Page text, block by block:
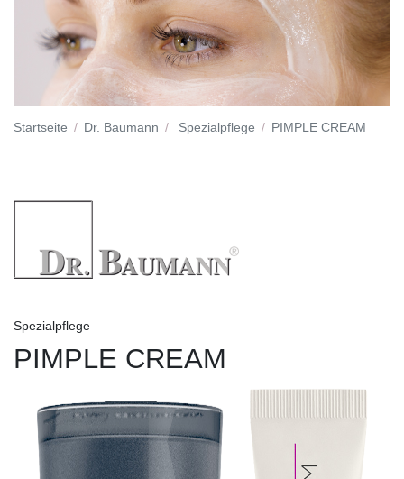
Startseite Dr. Baumann Spezialpflege PIMPLE CREAM
Spezialpflege
PIMPLE CREAM